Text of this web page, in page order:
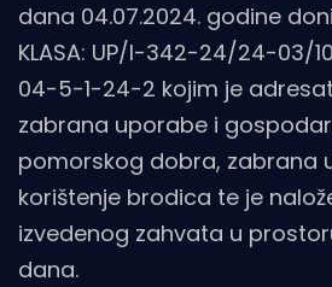
dana 04.07.2024. godine
KLASA: UP/I-342-24/24-03/
04-5-1-24-2 kojim je
zabrana uporabe i
pomorskog dobra, zabrana
korištenje brodica te je
izvedenog zahvata u
dana.